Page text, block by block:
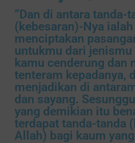
“Dan di antara tanda-
(kebesaran)-Nya ialah
menciptakan
untukmu dari
kamu cenderung dan
tenteram kepadanya,
menjadikan di
dan sayang.
yang demikian itu
terdapat tanda-tanda
Allah) bagi kaum